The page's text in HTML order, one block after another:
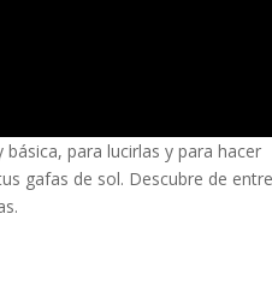
para lucirlas y para hacer
gafas de sol. Descubre de